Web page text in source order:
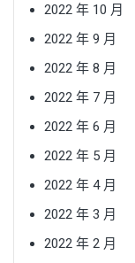
2022 年 10 月
2022 年 9 月
2022 年 8 月
2022 年 7 月
2022 年 6 月
2022 年 5 月
2022 年 4 月
2022 年 3 月
2022 年 2 月